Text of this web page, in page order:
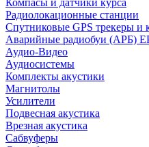
Компасы и датчики курса
Радиолокационные станции
Спутниковые GPS трекеры и
Аварийные радиобуи (АРБ)
Аудио-Видео
Аудиосистемы
Комплекты акустики
Магнитолы
Усилители
Подвесная акустика
Врезная акустика
Сабвуферы